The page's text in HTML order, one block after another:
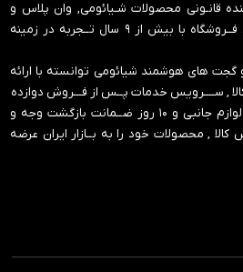
قانـونی محصولات شـیائومی, وان پلاس و
نـاثینگ در ایران می باشد. این فــروشگاه با بیش از ۹ سال تــجربه در زمینه
های هوشمند شیائومی توانسته با ارائه
, ســــرویس خدمات پــس از فـــروش دوازده
تا هجده ماه برای گوشی ها و لوازم جانبی و ‍۱۰ روز ضــمانت بازگشت وجه و
کالا , محصولات خود را به بــازار ایران عرضه